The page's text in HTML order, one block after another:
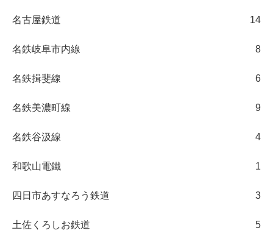
名古屋鉄道 14
名鉄岐阜市内線 8
名鉄揖斐線 6
名鉄美濃町線 9
名鉄谷汲線 4
和歌山電鐵 1
四日市あすなろう鉄道 3
土佐くろしお鉄道 5